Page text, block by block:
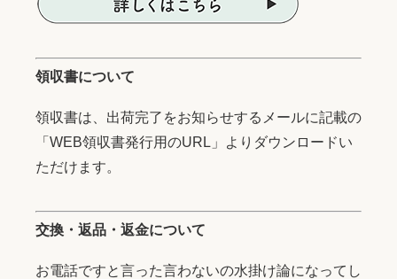
領収書について
領収書は、出荷完了をお知らせするメールに記載の
「WEB領収書発行用のURL」よりダウンロードい
ただけます。
交換・返品・返金について
お電話ですと言った言わないの水掛け論になってし